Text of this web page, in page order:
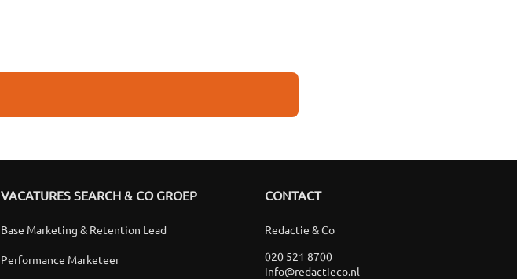
VACATURES SEARCH & CO GROEP
Base Marketing & Retention Lead
Performance Marketeer
CONTACT
Redactie & Co
020 521 8700
info@redactieco.nl